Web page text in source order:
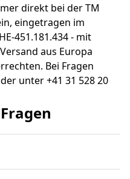
direkt bei der TM
eingetragen im
451.181.434 - mit
aus Europa
Bei Fragen
unter +41 31 528 20